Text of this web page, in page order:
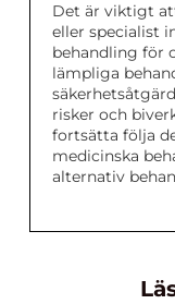
Det är viktigt
eller specialist
behandling för
lämpliga
risker och
fortsätta följa
medicinska
alternativ